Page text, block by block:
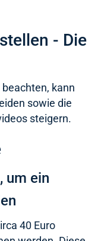
- Die
kann
sowie die
steigern.
um ein
40 Euro